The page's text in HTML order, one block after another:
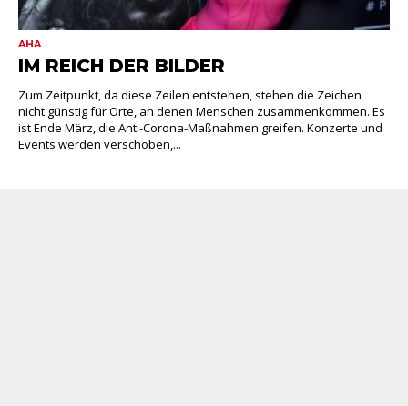
AHA
IM REICH DER BILDER
Zum Zeitpunkt, da diese Zeilen entstehen, stehen die Zeichen
nicht günstig für Orte, an denen Menschen zusammenkommen. Es
ist Ende März, die Anti-Corona-Maßnahmen greifen. Konzerte und
Events werden verschoben,...